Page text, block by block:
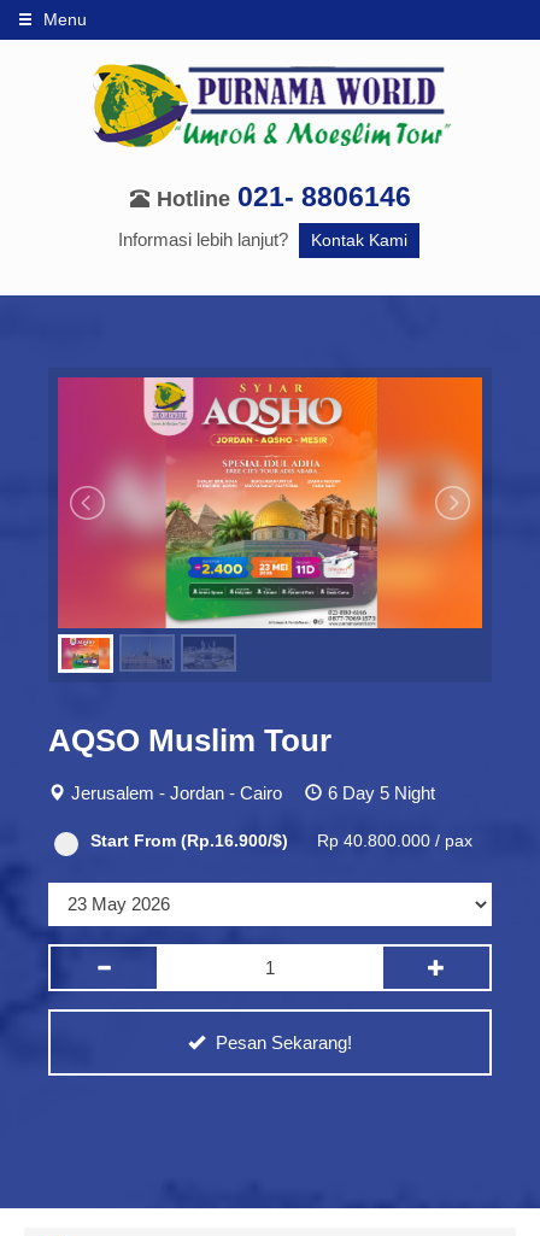
Menu
Hotline 021- 8806146
Informasi lebih lanjut? Kontak Kami
AQSO Muslim Tour
Jerusalem - Jordan - Cairo 6 Day 5 Night
Start From (Rp.16.900/$) Rp 40.800.000 / pax
Pesan Sekarang!